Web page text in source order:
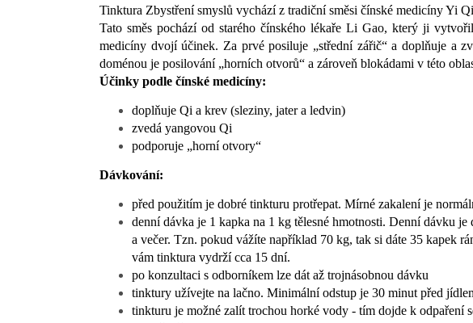
Tinktura Zbystření smyslů vychází z tradiční směsi čínské medicíny Yi
Tato směs pochází od starého čínského lékaře Li Gao, který ji
medicíny dvojí účinek. Za prvé posiluje „střední zářič“ a doplňuje a
doménou je posilování „horních otvorů“ a zároveň blokádami v této
Účinky podle čínské medicíny:
doplňuje Qi a krev (sleziny, jater a ledvin)
zvedá yangovou Qi
podporuje „horní otvory“
Dávkování:
před použitím je dobré tinkturu protřepat. Mírné zakalení je
denní dávka je 1 kapka na 1 kg tělesné hmotnosti. Denní dávku je
a večer. Tzn. pokud vážíte například 70 kg, tak si dáte 35 kapek
vám tinktura vydrží cca 15 dní.
po konzultaci s odborníkem lze dát až trojnásobnou dávku
tinktury užívejte na lačno. Minimální odstup je 30 minut před
tinkturu je možné zalít trochou horké vody - tím dojde k odpaření